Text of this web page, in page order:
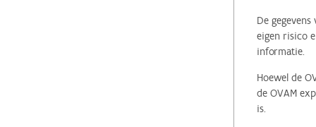
De
eigen risico
informatie.
Hoewel de
de OVAM
is.